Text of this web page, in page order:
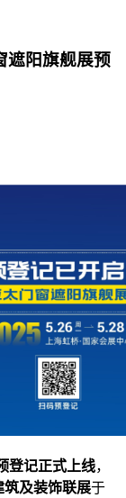
遮阳旗舰展预
登记正式上线，
筑及装饰联展于